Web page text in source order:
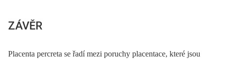
ZÁVĚR
Placenta percreta se řadí mezi poruchy placentace, které jsou